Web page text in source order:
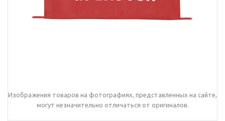
Изображения товаров на фотографиях, представленных на сайте,
могут незначительно отличаться от оригиналов.